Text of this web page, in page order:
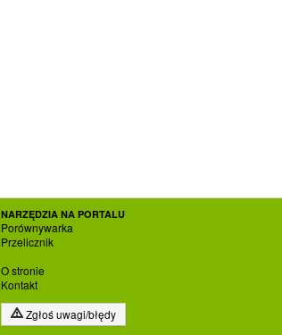
NARZĘDZIA NA PORTALU
Porównywarka
Przelicznik
O stronie
Kontakt
Zgłoś uwagi/błędy